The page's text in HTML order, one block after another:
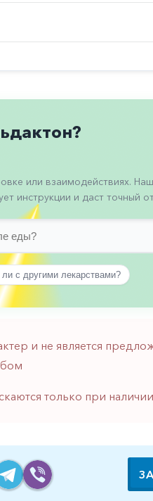
или взаимодействиях.
инструкции и даст точный
с другими лекарствами?
и не является
только при